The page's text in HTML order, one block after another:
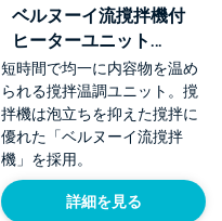
ベルヌーイ流撹拌機付
ヒーターユニット
【KHU】
短時間で均一に内容物を温め
られる撹拌温調ユニット。撹
拌機は泡立ちを抑えた撹拌に
優れた「ベルヌーイ流撹拌
機」を採用。
詳細を見る